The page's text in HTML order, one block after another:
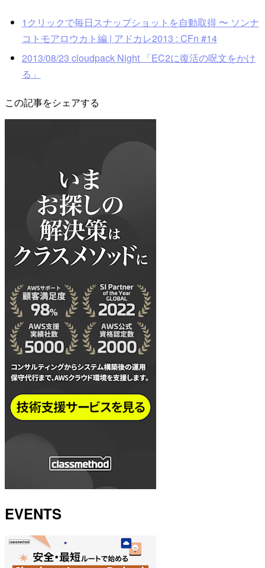
1クリックで毎日スナップショットを自動取得 〜 ソンナ
コトモアロウカト編 | アドカレ2013 : CFn #14
2013/08/23 cloudpack Night 「EC2に復活の呪文をかけ
る」
この記事をシェアする
EVENTS